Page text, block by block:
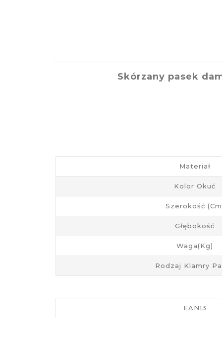
Skórzany pasek
Materiał
Kolor Okuć
Szerokość
Głębokość
Waga(kg)
Rodzaj Klamry
EAN13